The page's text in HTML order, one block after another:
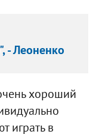
- Леоненко
хороший
играть в